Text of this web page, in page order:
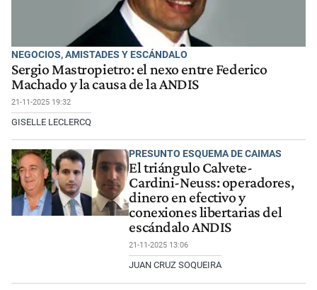
NEGOCIOS, AMISTADES Y ESCÁNDALO
Sergio Mastropietro: el nexo entre Federico
Machado y la causa de la ANDIS
21-11-2025 19:32
GISELLE LECLERCQ
PRESUNTO ESQUEMA DE CAIMAS
El triángulo Calvete-
Cardini-Neuss: operadores,
dinero en efectivo y
conexiones libertarias del
escándalo ANDIS
21-11-2025 13:06
JUAN CRUZ SOQUEIRA